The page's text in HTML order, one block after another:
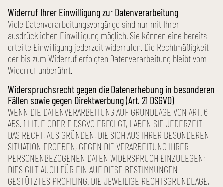
Widerruf Ihrer Einwilligung zur Daten­verarbeitung
Viele Daten­verarbeitungs­vorgänge sind nur mit Ihrer
ausdrücklichen Einwilligung möglich. Sie können eine bereits
erteilte Einwilligung jederzeit widerrufen. Die Recht­mäßigkeit
der bis zum Widerruf erfolgten Daten­verarbeitung bleibt vom
Widerruf unberührt.
Wider­spruchs­recht gegen die Daten­erhebung in besonderen
Fällen sowie gegen Direkt­werbung (Art. 21 DSGVO)
WENN DIE DATEN­VERARBEITUNG AUF GRUND­LAGE VON ART. 6
ABS. 1 LIT. E ODER F DSGVO ERFOLGT, HABEN SIE JEDER­ZEIT
DAS RECHT, AUS GRÜNDEN, DIE SICH AUS IHRER BESONDEREN
SITUATION ERGEBEN, GEGEN DIE VERARBEITUNG IHRER
PERSONEN­BEZOGENEN DATEN WIDER­SPRUCH EINZULEGEN;
DIES GILT AUCH FÜR EIN AUF DIESE BESTIMMUNGEN
GESTÜTZTES PROFILING. DIE JEWEILIGE RECHTS­GRUNDLAGE,